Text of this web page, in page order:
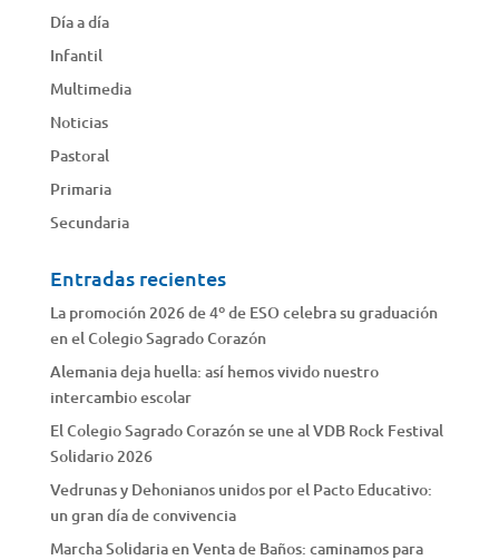
Día a día
Infantil
Multimedia
Noticias
Pastoral
Primaria
Secundaria
Entradas recientes
La promoción 2026 de 4º de ESO celebra su graduación
en el Colegio Sagrado Corazón
Alemania deja huella: así hemos vivido nuestro
intercambio escolar
El Colegio Sagrado Corazón se une al VDB Rock Festival
Solidario 2026
Vedrunas y Dehonianos unidos por el Pacto Educativo:
un gran día de convivencia
Marcha Solidaria en Venta de Baños: caminamos para